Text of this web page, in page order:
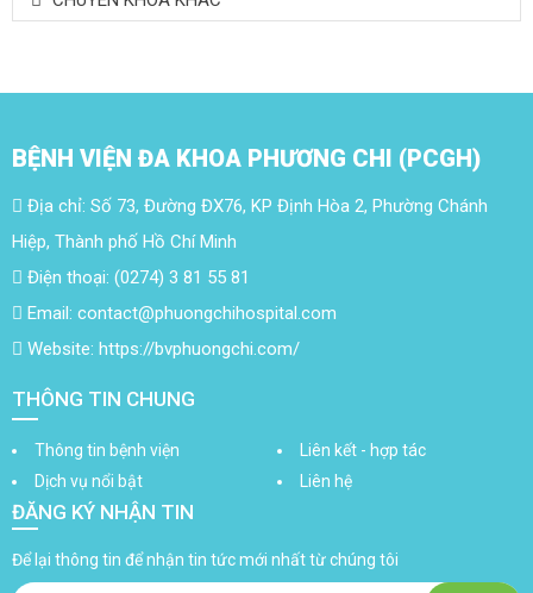
BỆNH VIỆN ĐA KHOA PHƯƠNG CHI (PCGH)
Địa chỉ: Số 73, Đường ĐX76, KP Định Hòa 2, Phường Chánh
Hiệp, Thành phố Hồ Chí Minh
Điện thoại: (0274) 3 81 55 81
Email: contact@phuongchihospital.com
Website: https://bvphuongchi.com/
THÔNG TIN CHUNG
Thông tin bệnh viện
Liên kết - hợp tác
Dịch vụ nổi bật
Liên hệ
ĐĂNG KÝ NHẬN TIN
Để lại thông tin để nhận tin tức mới nhất từ chúng tôi